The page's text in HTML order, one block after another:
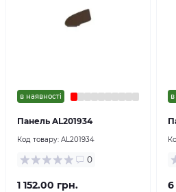
в наявності
Панель AL201934
Код товару: AL201934
0
1 152.00 грн. 6